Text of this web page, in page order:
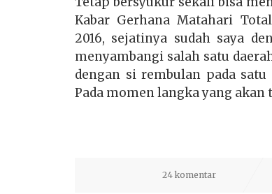
Kabar Gerhana Matahari
2016, sejatinya sudah saya
menyambangi salah satu
dengan si rembulan pada
Pada momen langka yang akan
24 komentar